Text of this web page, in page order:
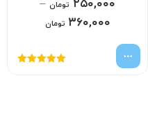
۲۵۰,۰۰۰ تومان –
۳۶۰,۰۰۰ تومان